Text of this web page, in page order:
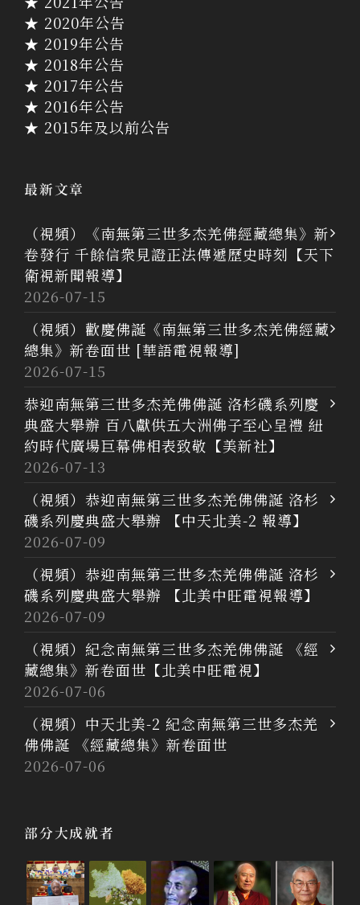
★ 2020年公告
★ 2019年公告
★ 2018年公告
★ 2017年公告
★ 2016年公告
★ 2015年及以前公告
最新文章
（視頻）《南無第三世多杰羌佛經藏總集》新
卷發行 千餘信衆見證正法傳遞歷史時刻【天下
衛視新聞報導】
2026-07-15
（視頻）歡慶佛誕《南無第三世多杰羌佛經藏
總集》新卷面世 [華語電視報導]
2026-07-15
恭迎南無第三世多杰羌佛佛誕 洛杉磯系列慶
典盛大舉辦 百八獻供五大洲佛子至心呈禮 紐
約時代廣場巨幕佛相表致敬【美新社】
2026-07-13
（視頻）恭迎南無第三世多杰羌佛佛誕 洛杉
磯系列慶典盛大舉辦 【中天北美-2 報導】
2026-07-09
（視頻）恭迎南無第三世多杰羌佛佛誕 洛杉
磯系列慶典盛大舉辦 【北美中旺電視報導】
2026-07-09
（視頻）紀念南無第三世多杰羌佛佛誕 《經
藏總集》新卷面世【北美中旺電視】
2026-07-06
（視頻）中天北美-2 紀念南無第三世多杰羌
佛佛誕 《經藏總集》新卷面世
2026-07-06
部分大成就者